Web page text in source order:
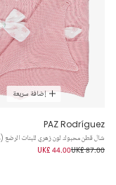
إضافة سريعة
PAZ Rodríguez
شال قطن محبوك لون زهري للبنات الرضع (106 سم)
UK£ 87.00
UK£ 44.00